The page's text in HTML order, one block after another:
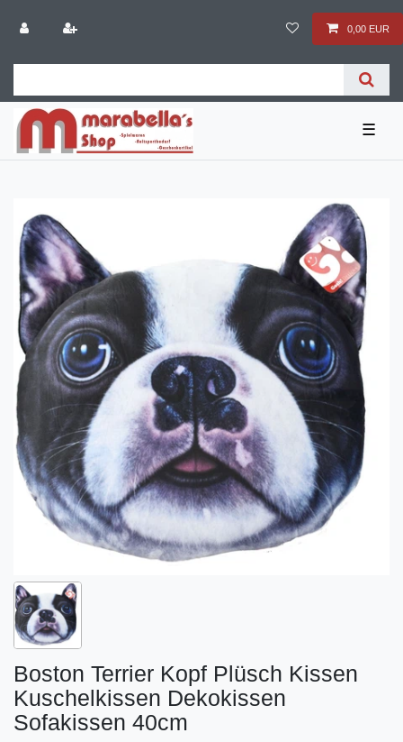
0,00 EUR
☰
Boston Terrier Kopf Plüsch Kissen
Kuschelkissen Dekokissen
Sofakissen 40cm